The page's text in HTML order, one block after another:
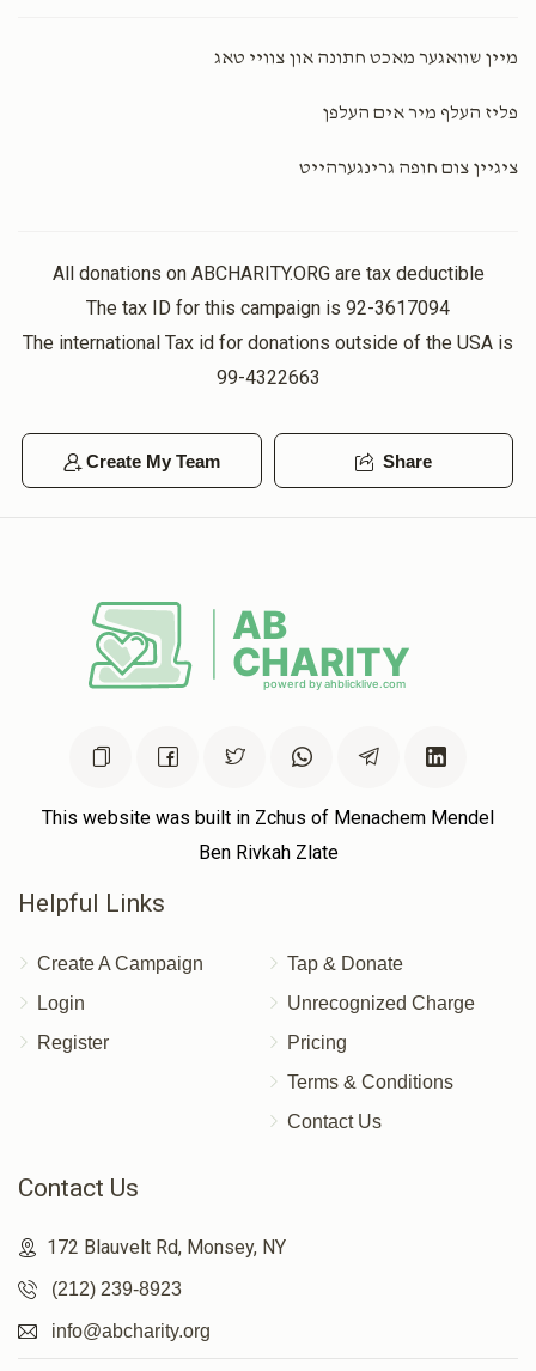
$18.00
1 year ago $180.00
Anonymousמרדכי פיינשטיין
מיין שוואגער מאכט חתונה און צוויי טאג
פליז העלף מיר אים העלפן
ציגיין צום חופה גרינגערהייט
All donations on ABCHARITY.ORG are tax deductible
The tax ID for this campaign is 92-3617094
The international Tax id for donations outside of the USA is
99-4322663
Create My Team Share
This website was built in Zchus of Menachem Mendel
Ben Rivkah Zlate
Helpful Links
Create A Campaign
Login
Register
Tap & Donate
Unrecognized Charge
Pricing
Terms & Conditions
Contact Us
Contact Us
172 Blauvelt Rd, Monsey, NY
(212) 239-8923
info@abcharity.org